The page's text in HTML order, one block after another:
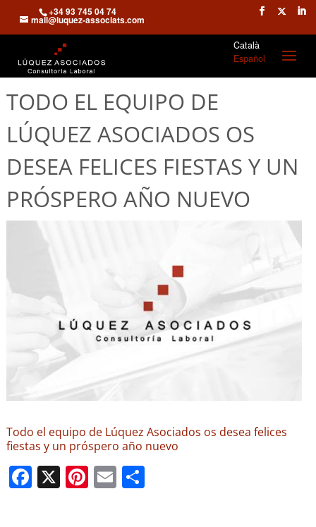
+34 93 745 04 74
mail@luquez-associats.com
Català
Español
TODO EL EQUIPO DE
LÚQUEZ ASOCIADOS OS
DESEA FELICES FIESTAS Y UN
PRÓSPERO AÑO NUEVO
Todo el equipo de Lúquez Asociados os desea felices
fiestas y un próspero año nuevo
F
a
X Pi
nt
E
m
C